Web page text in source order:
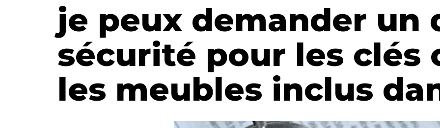
je peux demander un
sécurité pour les clés
les meubles inclus